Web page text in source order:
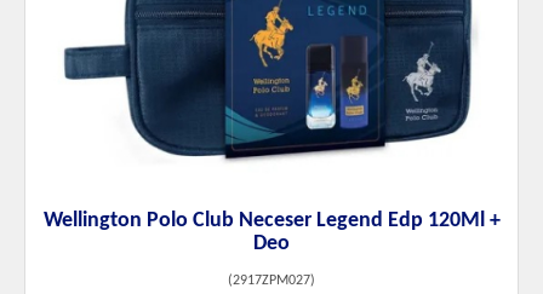
Wellington Polo Club Neceser Legend Edp 120Ml +
Deo
(2917ZPM027)